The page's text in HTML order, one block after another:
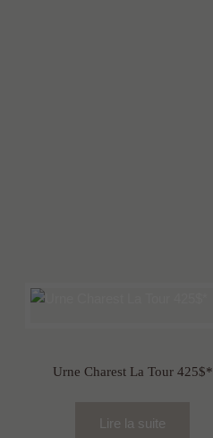
Urne Charest La Tour 425$*
Lire la suite